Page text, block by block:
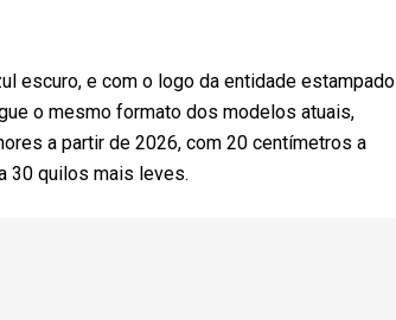
escuro, e com o logo da entidade estampado
o mesmo formato dos modelos atuais,
a partir de 2026, com 20 centímetros a
30 quilos mais leves.